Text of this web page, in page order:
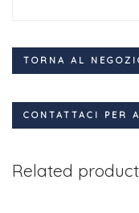
TORNA AL
CONTATTACI PER
Related